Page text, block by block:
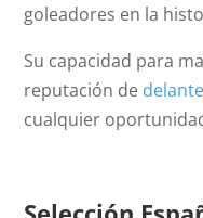
goleadores en la
Su capacidad para
reputación de
cualquier